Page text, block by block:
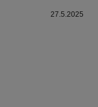
27.5.2025